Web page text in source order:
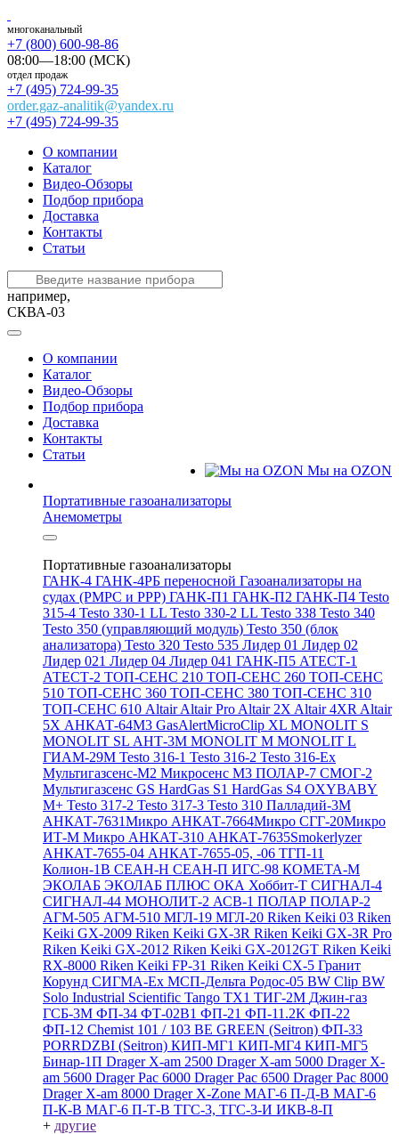
многоканальный
+7 (800) 600-98-86
08:00—18:00 (МСК)
отдел продаж
+7 (495) 724-99-35
order.gaz-analitik@yandex.ru
+7 (495) 724-99-35
О компании
Каталог
Видео-Обзоры
Подбор прибора
Доставка
Контакты
Статьи
например,
СКВА-03
О компании
Каталог
Видео-Обзоры
Подбор прибора
Доставка
Контакты
Статьи
Мы на OZON
Портативные газоанализаторы
Анемометры
Портативные газоанализаторы
ГАНК-4 ГАНК-4РБ переносной Газоанализаторы на
судах (РМРС и РРР) ГАНК-П1 ГАНК-П2 ГАНК-П4 Testo
315-4 Testo 330-1 LL Testo 330-2 LL Testo 338 Testo 340
Testo 350 (управляющий модуль) Testo 350 (блок
анализатора) Testo 320 Testo 535 Лидер 01 Лидер 02
Лидер 021 Лидер 04 Лидер 041 ГАНК-П5 АТЕСТ-1
АТЕСТ-2 ТОП-СЕНС 210 ТОП-СЕНС 260 ТОП-СЕНС
510 ТОП-СЕНС 360 ТОП-СЕНС 380 ТОП-СЕНС 310
ТОП-СЕНС 610 AltairAltair Pro Altair 2X Altair 4XR Altair
5X АНКАТ-64М3 GasAlertMicroClip XL MONOLIT S
MONOLIT SL АНТ-3М MONOLIT M MONOLIT L
ГИАМ-29М Testo 316-1 Testo 316-2 Testo 316-Ex
Мультигазсенс-М2 Микросенс М3 ПОЛАР-7 СМОГ-2
Мультигазсенс GS HardGas S1 HardGas S4 OXYBABY
M+ Testo 317-2 Testo 317-3 Testo 310 Палладий-3М
АНКАТ-7631Микро АНКАТ-7664Микро СГГ-20Микро
ИТ-М Микро АНКАТ-310 АНКАТ-7635Smokerlyzer
АНКАТ-7655-04 АНКАТ-7655-05, -06 ТГП-11
Колион-1В СЕАН-Н СЕАН-П ИГС-98 КОМЕТА-М
ЭКОЛАБ ЭКОЛАБ ПЛЮС ОКА Хоббит-Т СИГНАЛ-4
СИГНАЛ-44 МОНОЛИТ-2 АСВ-1 ПОЛАР ПОЛАР-2
АГМ-505 АГМ-510 МГЛ-19 МГЛ-20 Riken Keiki 03 Riken
Keiki GX-2009 Riken Keiki GX-3R Riken Keiki GX-3R Pro
Riken Keiki GX-2012 Riken Keiki GX-2012GT Riken Keiki
RX-8000 Riken Keiki FP-31 Riken Keiki CX-5 Гранит
Корунд СИГМА-Ех МСП-Дельта Родос-05 BW Clip BW
Solo Industrial Scientific Tango TX1 ТИГ-2М Джин-газ
ГСБ-3М ФП-34 ФТ-02В1 ФП-21 ФП-11.2К ФП-22
ФП-12 Chemist 101 / 103 BE GREEN (Seitron) ФП-33
PORRDZBI (Seitron) КИП-МГ1 КИП-МГ4 КИП-МГ5
Бинар-1П Drager X-am 2500 Drager X-am 5000 Drager X-
am 5600 Drager Pac 6000 Drager Pac 6500 Drager Pac 8000
Drager X-am 8000 Drager X-Zone МАГ-6 П-Д-В МАГ-6
П-К-В МАГ-6 П-Т-В ТГС-3, ТГС-3-И ИКВ-8-П
+ другие